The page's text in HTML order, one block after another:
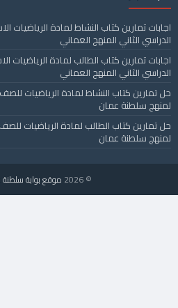
اجابات تمارين كتاب النشاط لمادة
الدراسي الثاني المنهج العماني
اجابات تمارين كتاب الطالب لمادة
الدراسي الثاني المنهج العماني
حل تمارين كتاب النشاط لمادة الرياضيات
لمنهج سلطنة عمان
حل تمارين كتاب الطالب لمادة الرياضيات
لمنهج سلطنة عمان
© 2026 موقع بوابة سلطنة